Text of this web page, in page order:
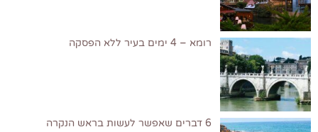
רומא – 4 ימים בעיר ללא הפסקה
6 דברים שאפשר לעשות בראש הנקרה